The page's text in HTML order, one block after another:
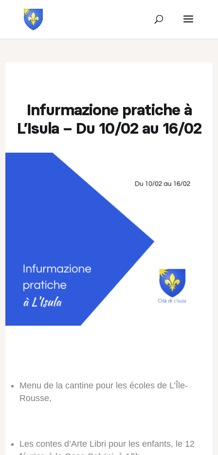
Infurmazione pratiche à
L’Isula – Du 10/02 au 16/02
Menu de la cantine pour les écoles de L’Île-
Rousse,
Les contes d’Arte Libri pour les enfants, le 12